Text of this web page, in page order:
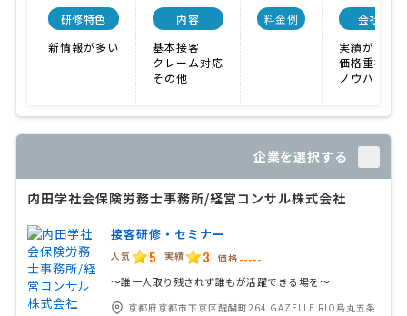
研修特色
新情報が多い
内容
基本接客
クレーム対応
その他
料金例
会社特色
実績が豊富
価格重視
ノウハウが
企業を選択する
内田学社会保険労務士事務所/経営コンサル株式会社
接客研修・セミナー
人気 5 実績 3 価格 -----
〜誰一人取り残されず誰もが活躍できる場を〜
京都府京都市下京区醍醐町264 GAZELLE RIO烏丸五条